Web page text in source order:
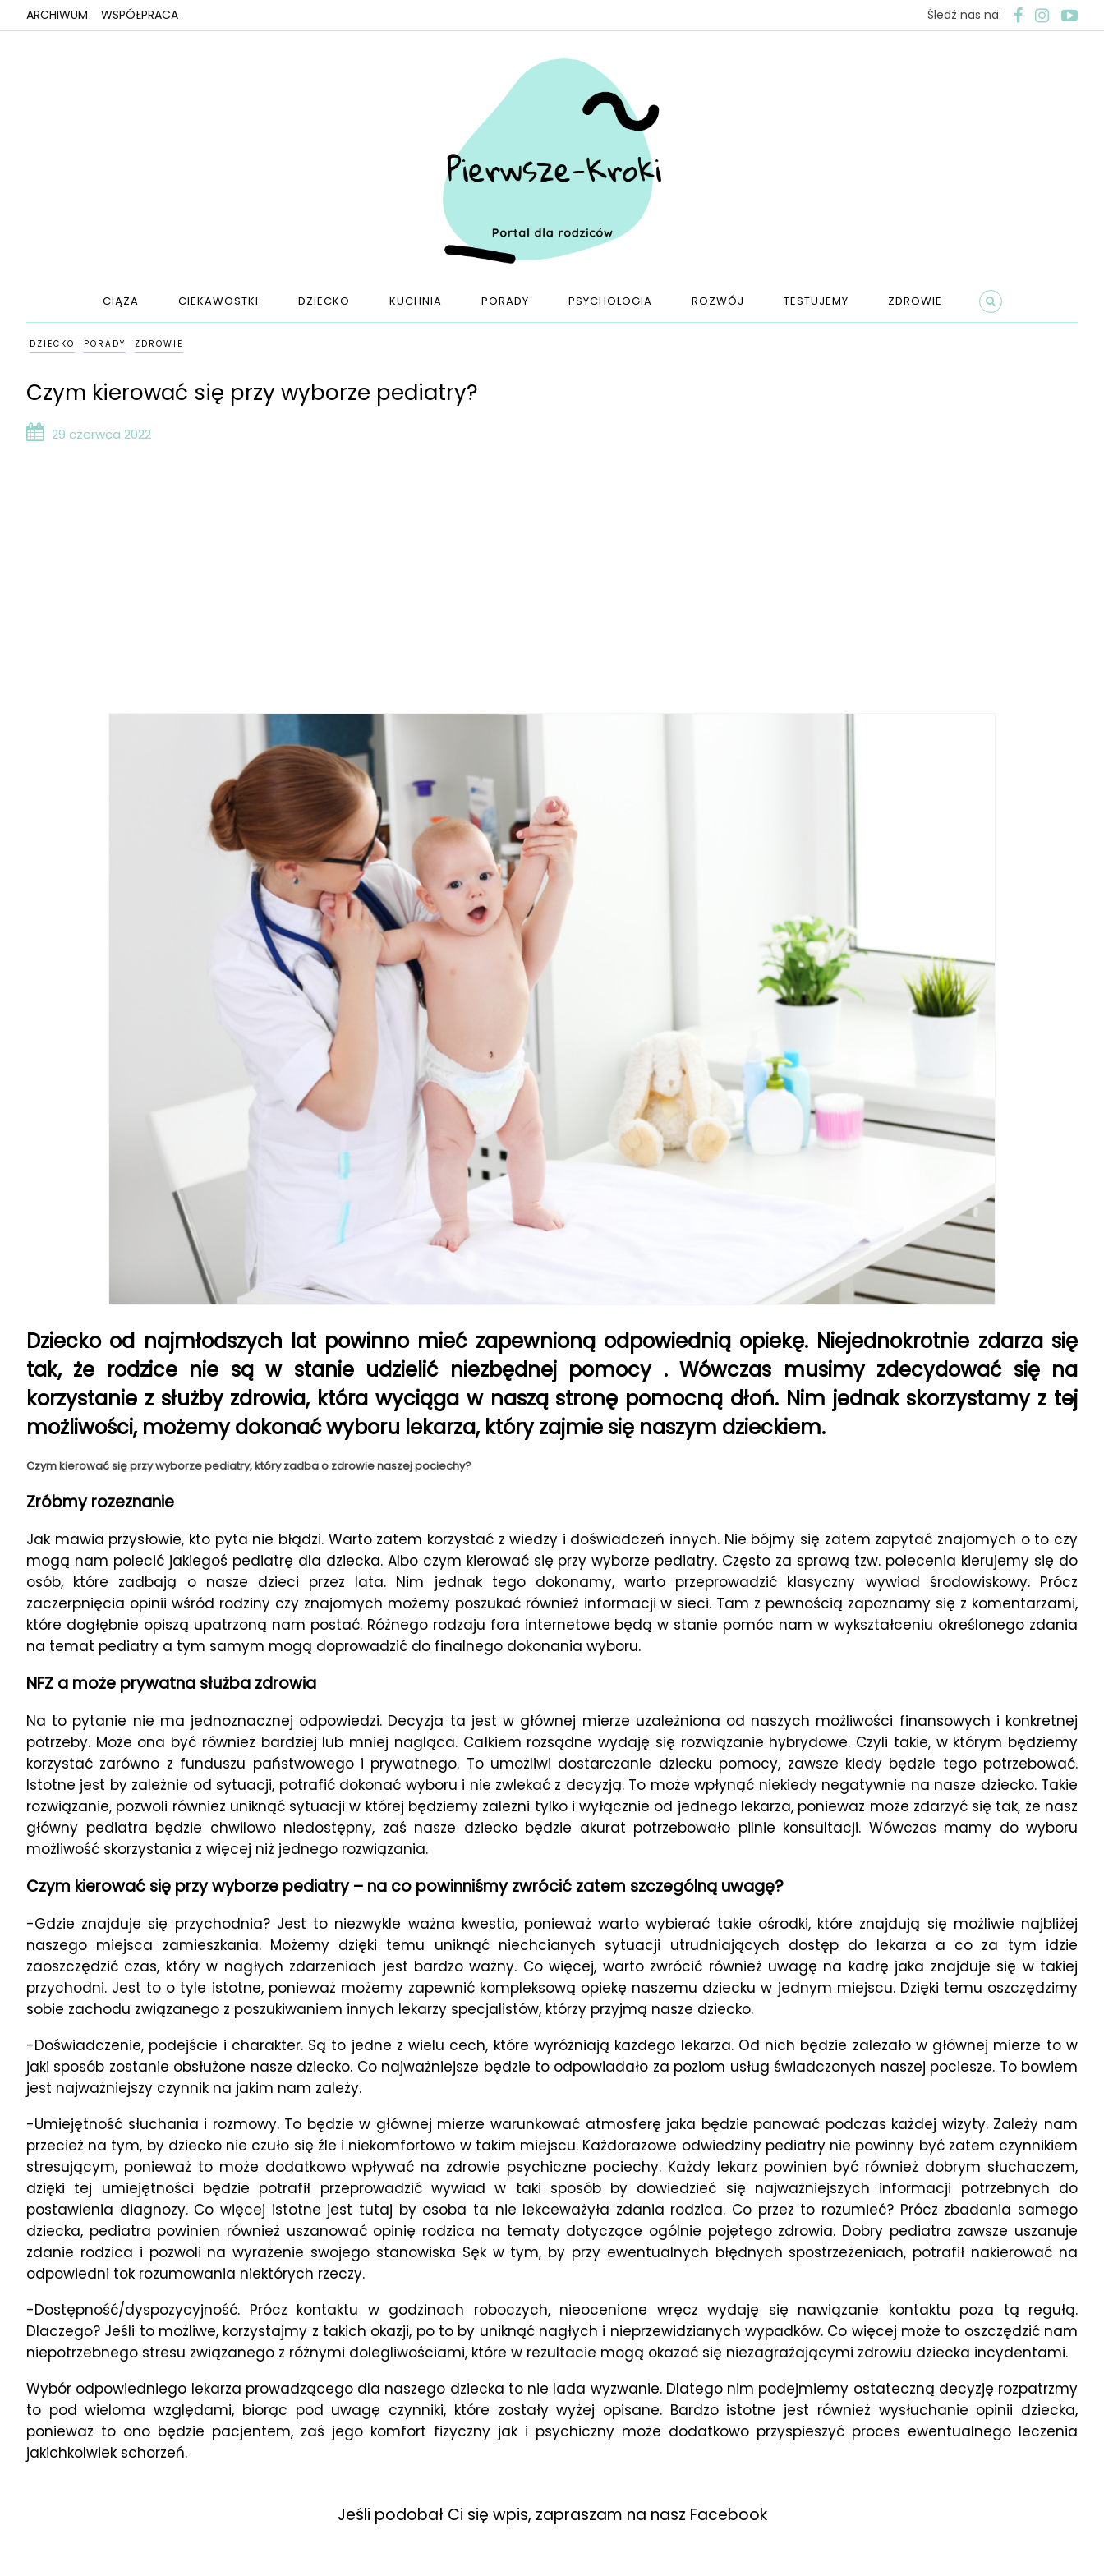
ARCHIWUM WSPÓŁPRACA Śledź nas na:
CIĄŻA CIEKAWOSTKI DZIECKO KUCHNIA PORADY PSYCHOLOGIA ROZWÓJ TESTUJEMY ZDROWIE
DZIECKO PORADY ZDROWIE
Czym kierować się przy wyborze pediatry?
29 czerwca 2022
Dziecko od najmłodszych lat powinno mieć zapewnioną odpowiednią opiekę. Niejednokrotnie zdarza się
tak, że rodzice nie są w stanie udzielić niezbędnej pomocy . Wówczas musimy zdecydować się na
korzystanie z służby zdrowia, która wyciąga w naszą stronę pomocną dłoń. Nim jednak skorzystamy z tej
możliwości, możemy dokonać wyboru lekarza, który zajmie się naszym dzieckiem.
Czym kierować się przy wyborze pediatry, który zadba o zdrowie naszej pociechy?
Zróbmy rozeznanie
Jak mawia przysłowie, kto pyta nie błądzi. Warto zatem korzystać z wiedzy i doświadczeń innych. Nie bójmy się zatem zapytać znajomych o to czy
mogą nam polecić jakiegoś pediatrę dla dziecka. Albo czym kierować się przy wyborze pediatry. Często za sprawą tzw. polecenia kierujemy się do
osób, które zadbają o nasze dzieci przez lata. Nim jednak tego dokonamy, warto przeprowadzić klasyczny wywiad środowiskowy. Prócz
zaczerpnięcia opinii wśród rodziny czy znajomych możemy poszukać również informacji w sieci. Tam z pewnością zapoznamy się z komentarzami,
które dogłębnie opiszą upatrzoną nam postać. Różnego rodzaju fora internetowe będą w stanie pomóc nam w wykształceniu określonego zdania
na temat pediatry a tym samym mogą doprowadzić do finalnego dokonania wyboru.
NFZ a może prywatna służba zdrowia
Na to pytanie nie ma jednoznacznej odpowiedzi. Decyzja ta jest w głównej mierze uzależniona od naszych możliwości finansowych i konkretnej
potrzeby. Może ona być również bardziej lub mniej nagląca. Całkiem rozsądne wydaję się rozwiązanie hybrydowe. Czyli takie, w którym będziemy
korzystać zarówno z funduszu państwowego i prywatnego. To umożliwi dostarczanie dziecku pomocy, zawsze kiedy będzie tego potrzebować.
Istotne jest by zależnie od sytuacji, potrafić dokonać wyboru i nie zwlekać z decyzją. To może wpłynąć niekiedy negatywnie na nasze dziecko. Takie
rozwiązanie, pozwoli również uniknąć sytuacji w której będziemy zależni tylko i wyłącznie od jednego lekarza, ponieważ może zdarzyć się tak, że nasz
główny pediatra będzie chwilowo niedostępny, zaś nasze dziecko będzie akurat potrzebowało pilnie konsultacji. Wówczas mamy do wyboru
możliwość skorzystania z więcej niż jednego rozwiązania.
Czym kierować się przy wyborze pediatry – na co powinniśmy zwrócić zatem szczególną uwagę?
-Gdzie znajduje się przychodnia? Jest to niezwykle ważna kwestia, ponieważ warto wybierać takie ośrodki, które znajdują się możliwie najbliżej
naszego miejsca zamieszkania. Możemy dzięki temu uniknąć niechcianych sytuacji utrudniających dostęp do lekarza a co za tym idzie
zaoszczędzić czas, który w nagłych zdarzeniach jest bardzo ważny. Co więcej, warto zwrócić również uwagę na kadrę jaka znajduje się w takiej
przychodni. Jest to o tyle istotne, ponieważ możemy zapewnić kompleksową opiekę naszemu dziecku w jednym miejscu. Dzięki temu oszczędzimy
sobie zachodu związanego z poszukiwaniem innych lekarzy specjalistów, którzy przyjmą nasze dziecko.
-Doświadczenie, podejście i charakter. Są to jedne z wielu cech, które wyróżniają każdego lekarza. Od nich będzie zależało w głównej mierze to w
jaki sposób zostanie obsłużone nasze dziecko. Co najważniejsze będzie to odpowiadało za poziom usług świadczonych naszej pociesze. To bowiem
jest najważniejszy czynnik na jakim nam zależy.
-Umiejętność słuchania i rozmowy. To będzie w głównej mierze warunkować atmosferę jaka będzie panować podczas każdej wizyty. Zależy nam
przecież na tym, by dziecko nie czuło się źle i niekomfortowo w takim miejscu. Każdorazowe odwiedziny pediatry nie powinny być zatem czynnikiem
stresującym, ponieważ to może dodatkowo wpływać na zdrowie psychiczne pociechy. Każdy lekarz powinien być również dobrym słuchaczem,
dzięki tej umiejętności będzie potrafił przeprowadzić wywiad w taki sposób by dowiedzieć się najważniejszych informacji potrzebnych do
postawienia diagnozy. Co więcej istotne jest tutaj by osoba ta nie lekceważyła zdania rodzica. Co przez to rozumieć? Prócz zbadania samego
dziecka, pediatra powinien również uszanować opinię rodzica na tematy dotyczące ogólnie pojętego zdrowia. Dobry pediatra zawsze uszanuje
zdanie rodzica i pozwoli na wyrażenie swojego stanowiska Sęk w tym, by przy ewentualnych błędnych spostrzeżeniach, potrafił nakierować na
odpowiedni tok rozumowania niektórych rzeczy.
-Dostępność/dyspozycyjność. Prócz kontaktu w godzinach roboczych, nieocenione wręcz wydaję się nawiązanie kontaktu poza tą regułą.
Dlaczego? Jeśli to możliwe, korzystajmy z takich okazji, po to by uniknąć nagłych i nieprzewidzianych wypadków. Co więcej może to oszczędzić nam
niepotrzebnego stresu związanego z różnymi dolegliwościami, które w rezultacie mogą okazać się niezagrażającymi zdrowiu dziecka incydentami.
Wybór odpowiedniego lekarza prowadzącego dla naszego dziecka to nie lada wyzwanie. Dlatego nim podejmiemy ostateczną decyzję rozpatrzmy
to pod wieloma względami, biorąc pod uwagę czynniki, które zostały wyżej opisane. Bardzo istotne jest również wysłuchanie opinii dziecka,
ponieważ to ono będzie pacjentem, zaś jego komfort fizyczny jak i psychiczny może dodatkowo przyspieszyć proces ewentualnego leczenia
jakichkolwiek schorzeń.
Jeśli podobał Ci się wpis, zapraszam na nasz Facebook